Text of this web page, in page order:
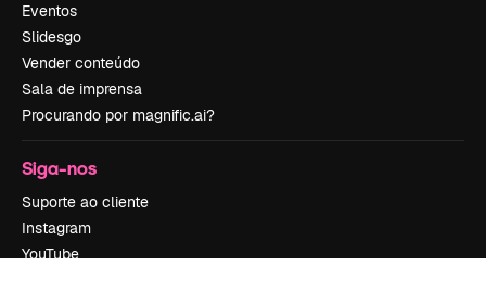
Eventos
Slidesgo
Vender conteúdo
Sala de imprensa
Procurando por magnific.ai?
Siga-nos
Suporte ao cliente
Instagram
YouTube